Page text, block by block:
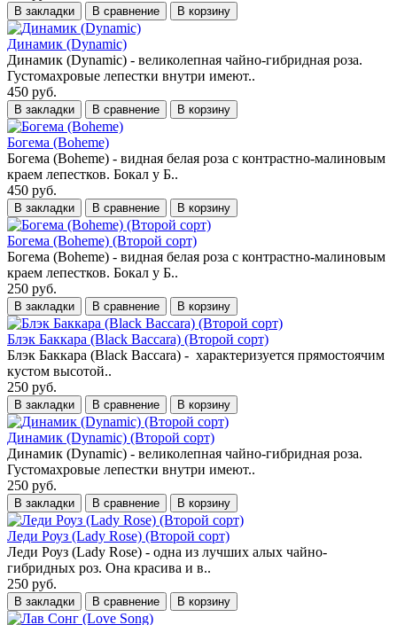
В закладки В сравнение В корзину
Динамик (Dynamic)
Динамик (Dynamic) - великолепная чайно-гибридная роза.
Густомахровые лепестки внутри имеют..
450 руб.
В закладки В сравнение В корзину
Богема (Boheme)
Богема (Boheme) - видная белая роза с контрастно-малиновым
краем лепестков. Бокал у Б..
450 руб.
В закладки В сравнение В корзину
Богема (Boheme) (Второй сорт)
Богема (Boheme) - видная белая роза с контрастно-малиновым
краем лепестков. Бокал у Б..
250 руб.
В закладки В сравнение В корзину
Блэк Баккара (Black Baccara) (Второй сорт)
Блэк Баккара (Black Baccara) - характеризуется прямостоячим
кустом высотой..
250 руб.
В закладки В сравнение В корзину
Динамик (Dynamic) (Второй сорт)
Динамик (Dynamic) - великолепная чайно-гибридная роза.
Густомахровые лепестки внутри имеют..
250 руб.
В закладки В сравнение В корзину
Леди Роуз (Lady Rose) (Второй сорт)
Леди Роуз (Lady Rose) - одна из лучших алых чайно-
гибридных роз. Она красива и в..
250 руб.
В закладки В сравнение В корзину